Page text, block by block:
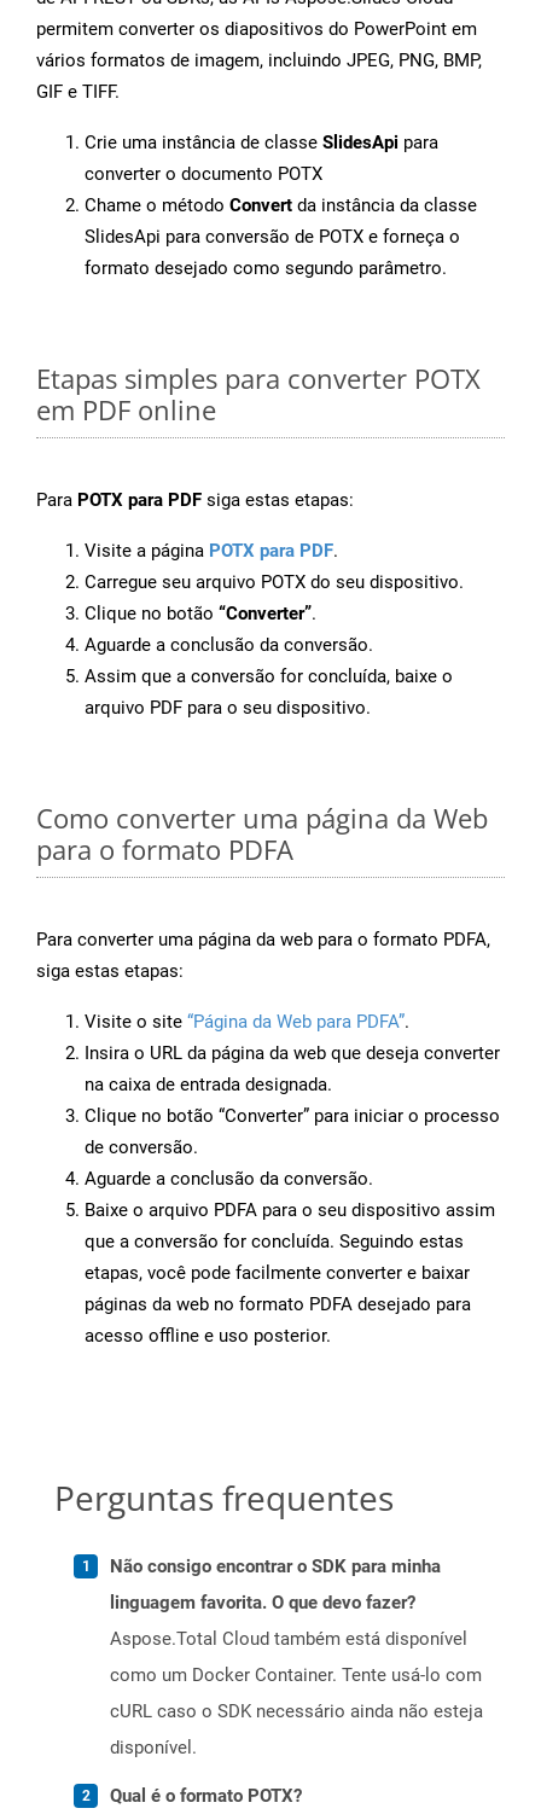
permitem converter os diapositivos do PowerPoint em
vários formatos de imagem, incluindo JPEG, PNG, BMP,
GIF e TIFF.
Crie uma instância de classe SlidesApi para
converter o documento POTX
Chame o método Convert da instância da classe
SlidesApi para conversão de POTX e forneça o
formato desejado como segundo parâmetro.
Etapas simples para converter POTX
em PDF online
Para POTX para PDF siga estas etapas:
Visite a página POTX para PDF.
Carregue seu arquivo POTX do seu dispositivo.
Clique no botão “Converter”.
Aguarde a conclusão da conversão.
Assim que a conversão for concluída, baixe o
arquivo PDF para o seu dispositivo.
Como converter uma página da Web
para o formato PDFA
Para converter uma página da web para o formato PDFA,
siga estas etapas:
Visite o site “Página da Web para PDFA”.
Insira o URL da página da web que deseja converter
na caixa de entrada designada.
Clique no botão “Converter” para iniciar o processo
de conversão.
Aguarde a conclusão da conversão.
Baixe o arquivo PDFA para o seu dispositivo assim
que a conversão for concluída. Seguindo estas
etapas, você pode facilmente converter e baixar
páginas da web no formato PDFA desejado para
acesso offline e uso posterior.
Perguntas frequentes
Não consigo encontrar o SDK para minha
linguagem favorita. O que devo fazer?
Aspose.Total Cloud também está disponível
como um Docker Container. Tente usá-lo com
cURL caso o SDK necessário ainda não esteja
disponível.
Qual é o formato POTX?